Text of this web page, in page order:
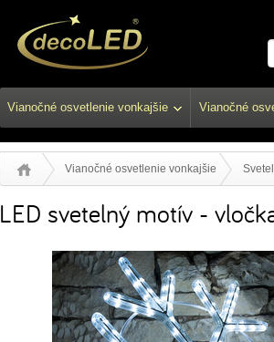
Vianočné osvetlenie vonkajšie Vianočné
Vianočné osvetlenie vonkajšie
LED svetelný motív -